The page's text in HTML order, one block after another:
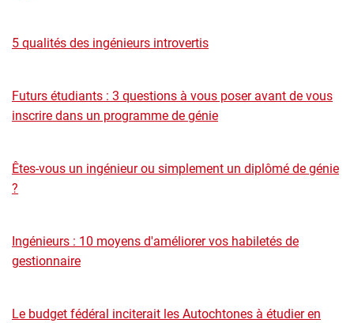
5 qualités des ingénieurs introvertis
Futurs étudiants : 3 questions à vous poser avant de vous
inscrire dans un programme de génie
Êtes-vous un ingénieur ou simplement un diplômé de génie
?
Ingénieurs : 10 moyens d'améliorer vos habiletés de
gestionnaire
Le budget fédéral inciterait les Autochtones à étudier en